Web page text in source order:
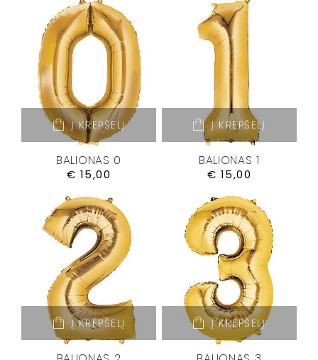
Į KREPŠELĮ
BALIONAS 0
€ 15,00
Į KREPŠELĮ
BALIONAS 1
€ 15,00
Į KREPŠELĮ Į KREPŠELĮ